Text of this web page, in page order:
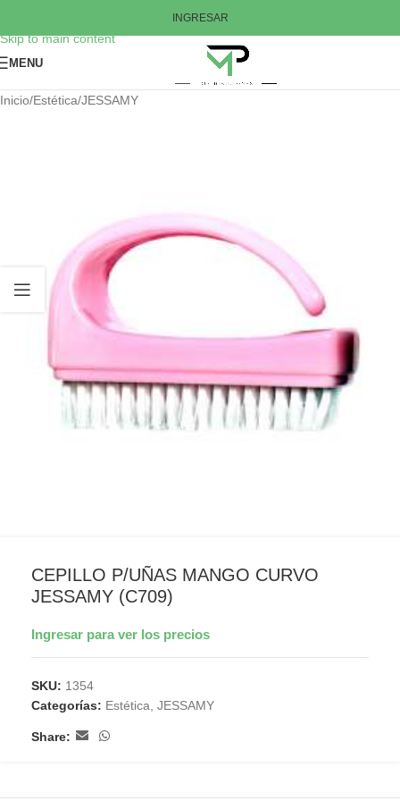
Skip to main content
INGRESAR
MENU
Inicio/Estética/JESSAMY
CEPILLO P/UÑAS MANGO CURVO
JESSAMY (C709)
Ingresar para ver los precios
SKU: 1354
Categorías: Estética JESSAMY
Share: